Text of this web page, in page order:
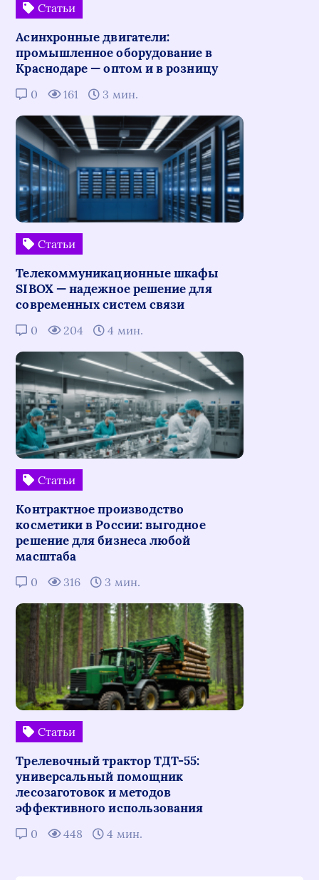
Статьи
Асинхронные двигатели:
промышленное оборудование в
Краснодаре — оптом и в розницу
0 161 3 мин.
Статьи
Телекоммуникационные шкафы
SIBOX — надежное решение для
современных систем связи
0 204 4 мин.
Статьи
Контрактное производство
косметики в России: выгодное
решение для бизнеса любой
масштаба
0 316 3 мин.
Статьи
Трелевочный трактор ТДТ-55:
универсальный помощник
лесозаготовок и методов
эффективного использования
0 448 4 мин.